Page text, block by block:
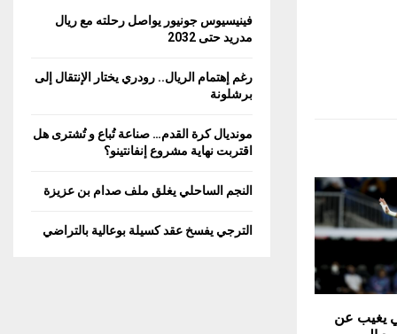
يغيب عن
فينيسيوس جونيور يواصل رحلته مع ريال
مدريد حتى 2032
رغم إهتمام الريال.. رودري يختار الإنتقال إلى
برشلونة
مونديال كرة القدم… صناعة تُباع و تُشترى هل
اقتربت نهاية مشروع إنفانتينو؟
النجم الساحلي يغلق ملف صدام بن عزيزة
الترجي يفسخ عقد كسيلة بوعالية بالتراضي